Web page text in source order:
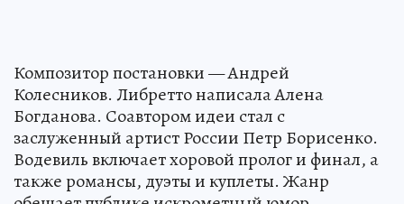
Композитор постановки — Андрей
Колесников. Либретто написала Алена
Богданова. Соавтором идеи стал с
заслуженный артист России Петр Борисенко.
Водевиль включает хоровой пролог и финал, а
также романсы, дуэты и куплеты. Жанр